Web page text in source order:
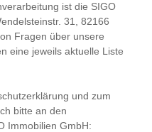
ist die SIGO
31, 82166
Fragen über unsere
eine jeweils aktuelle Liste
und zum
bitte an den
Immobilien GmbH: